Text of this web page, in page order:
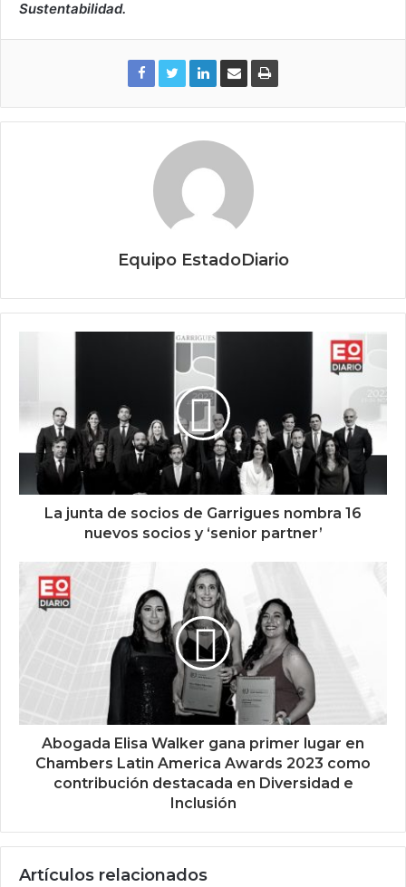
Sustentabilidad.
Equipo EstadoDiario
La junta de socios de Garrigues nombra 16
nuevos socios y ‘senior partner’
Abogada Elisa Walker gana primer lugar en
Chambers Latin America Awards 2023 como
contribución destacada en Diversidad e
Inclusión
Artículos relacionados